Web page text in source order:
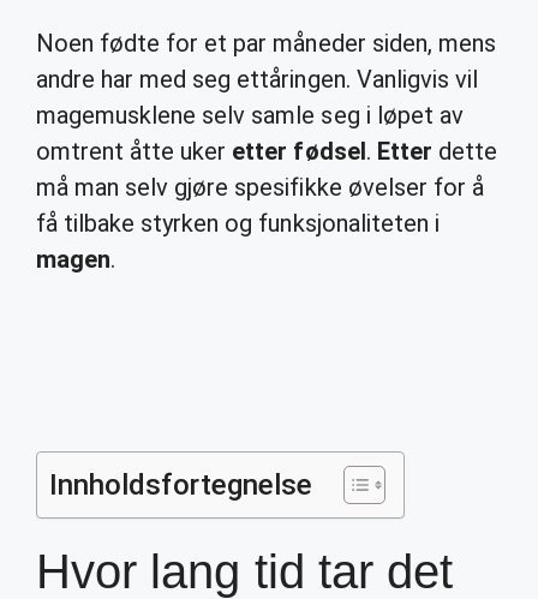
Noen fødte for et par måneder siden, mens
andre har med seg ettåringen. Vanligvis vil
magemusklene selv samle seg i løpet av
omtrent åtte uker etter fødsel. Etter dette
må man selv gjøre spesifikke øvelser for å
få tilbake styrken og funksjonaliteten i
magen.
Innholdsfortegnelse
Hvor lang tid tar det